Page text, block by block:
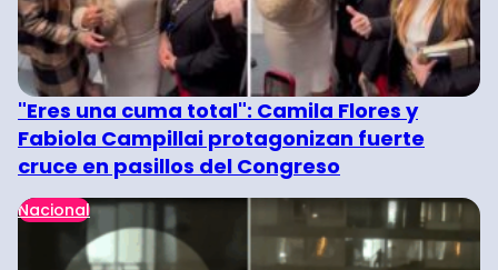
"Eres una cuma total": Camila Flores y
Fabiola Campillai protagonizan fuerte
cruce en pasillos del Congreso
Nacional